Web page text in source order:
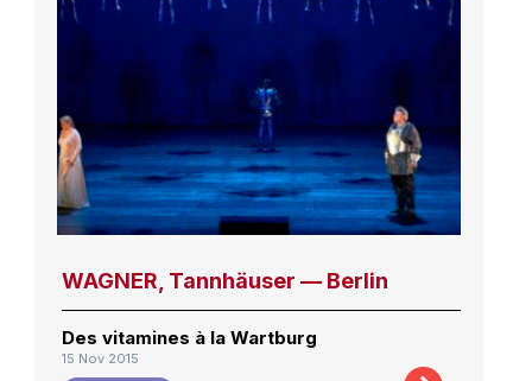
WAGNER, Tannhäuser — Berlin
Des vitamines à la Wartburg
15 Nov 2015